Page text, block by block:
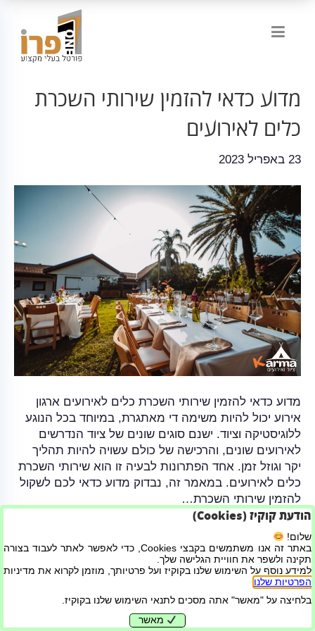
מדוע כדאי להזמין שירותי השכרת
כלים לאירועים
23 באפריל 2023
מדוע כדאי להזמין שירותי השכרת כלים לאירועים ארגון
אירוע יכול להיות משימה די מאתגרת, במיוחד בכל הנוגע
ללוגיסטיקה וציוד. ישנם סוגים שונים של ציוד הנדרשים
לאירועים שונים, והרכישה של כולם עשויה להיות תהליך
יקר וגוזל זמן. אחד הפתרונות לבעיה זו הוא שירותי השכרת
כלים לאירועים. במאמר זה, נבדוק מדוע כדאי לכם לשקול
להזמין שירותי השכרת…
קרא עוד
בניית אתרים ושיווק דיגיטלי
הודעת קוקיז (Cookies)
שלום!
באתר זה אנו משתמשים בקבצי Cookies, כדי לאפשר לאתר לעבוד בצורה
תקינה ולשפר את חוויית הגלישה שלך.
למידע נוסף על השימוש שלנו בקוקיז ועל פרטיותך, מוזמן לקרוא את מדיניות
הפרטיות שלנו
בלחיצה על "מאשר" אתה מסכים לתנאי השימוש שלנו בקוקיז.
מאשר